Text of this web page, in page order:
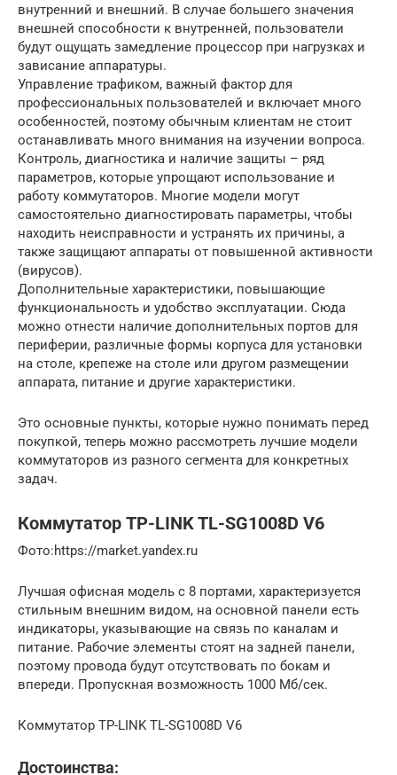
внутренний и внешний. В случае большего значения
внешней способности к внутренней, пользователи
будут ощущать замедление процессор при нагрузках и
зависание аппаратуры.
Управление трафиком, важный фактор для
профессиональных пользователей и включает много
особенностей, поэтому обычным клиентам не стоит
останавливать много внимания на изучении вопроса.
Контроль, диагностика и наличие защиты – ряд
параметров, которые упрощают использование и
работу коммутаторов. Многие модели могут
самостоятельно диагностировать параметры, чтобы
находить неисправности и устранять их причины, а
также защищают аппараты от повышенной активности
(вирусов).
Дополнительные характеристики, повышающие
функциональность и удобство эксплуатации. Сюда
можно отнести наличие дополнительных портов для
периферии, различные формы корпуса для установки
на столе, крепеже на столе или другом размещении
аппарата, питание и другие характеристики.
Это основные пункты, которые нужно понимать перед
покупкой, теперь можно рассмотреть лучшие модели
коммутаторов из разного сегмента для конкретных
задач.
Коммутатор TP-LINK TL-SG1008D V6
​Фото:https://market.yandex.ru
Лучшая офисная модель с 8 портами, характеризуется
стильным внешним видом, на основной панели есть
индикаторы, указывающие на связь по каналам и
питание. Рабочие элементы стоят на задней панели,
поэтому провода будут отсутствовать по бокам и
впереди. Пропускная возможность 1000 Мб/сек.
Коммутатор TP-LINK TL-SG1008D V6
Достоинства: